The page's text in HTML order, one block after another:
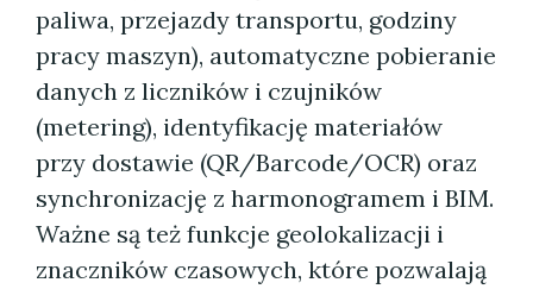
paliwa, przejazdy transportu, godziny
pracy maszyn), automatyczne pobieranie
danych z liczników i czujników
(metering), identyfikację materiałów
przy dostawie (QR/Barcode/OCR) oraz
synchronizację z harmonogramem i BIM.
Ważne są też funkcje geolokalizacji i
znaczników czasowych, które pozwalają